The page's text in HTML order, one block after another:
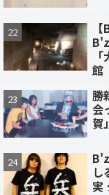
館
勝
会
賀」
し
実